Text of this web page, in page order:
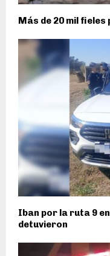
Más de 20 mil
Iban por la ruta 9
detuvieron